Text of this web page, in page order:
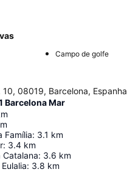
Campo de golfe
08019, Barcelona, Espanha
Barcelona Mar
Família: 3.1 km
: 3.4 km
Catalana: 3.6 km
: 3.8 km